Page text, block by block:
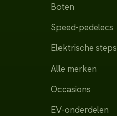
Boten
Speed-pedelecs
Elektrische steps
Alle merken
Occasions
EV-onderdelen